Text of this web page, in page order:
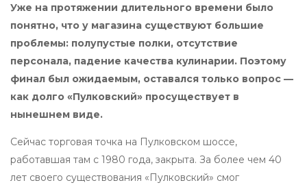
Уже на протяжении длительного времени было
понятно, что у магазина существуют большие
проблемы: полупустые полки, отсутствие
персонала, падение качества кулинарии. Поэтому
финал был ожидаемым, оставался только вопрос —
как долго «Пулковский» просуществует в
нынешнем виде.
Сейчас торговая точка на Пулковском шоссе,
работавшая там с 1980 года, закрыта. За более чем 40
лет своего существования «Пулковский» смог